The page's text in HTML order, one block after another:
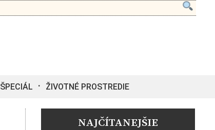
ŠPECIÁL ŽIVOTNÉ PROSTREDIE
NAJČÍTANEJŠIE